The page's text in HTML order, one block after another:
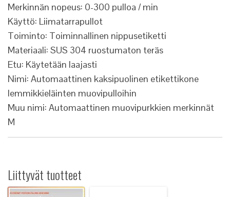
Merkinnän nopeus: 0-300 pulloa / min
Käyttö: Liimatarrapullot
Toiminto: Toiminnallinen nippusetiketti
Materiaali: SUS 304 ruostumaton teräs
Etu: Käytetään laajasti
Nimi: Automaattinen kaksipuolinen etikettikone
lemmikkieläinten muovipulloihin
Muu nimi: Automaattinen muovipurkkien merkinnät
M
Liittyvät tuotteet